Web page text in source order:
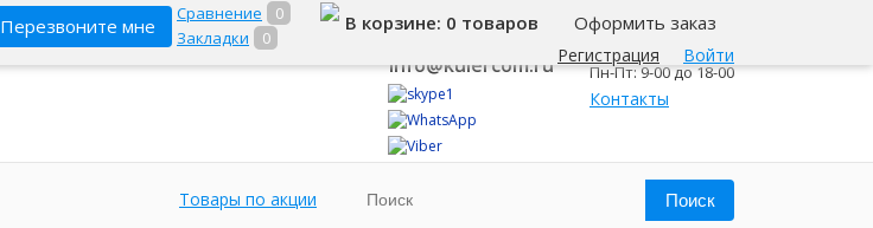
Перезвоните мне
Сравнение
0
Закладки
0
Регистрация Войти
В корзине: 0 товаров Оформить заказ
8 800 500-345-1
info@kulercom.ru
Самара
Пн-Пт: 9-00 до 18-00
Контакты
Товары по акции